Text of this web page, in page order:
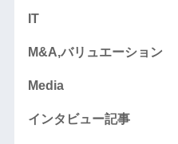
IT
M&A,バリュエーション
Media
インタビュー記事